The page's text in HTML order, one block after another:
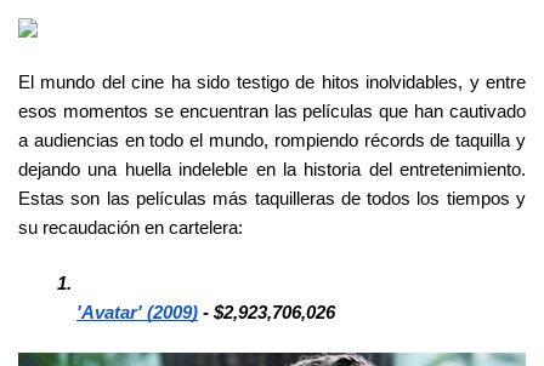
El mundo del cine ha sido testigo de hitos inolvidables, y entre
esos momentos se encuentran las películas que han cautivado
a audiencias en todo el mundo, rompiendo récords de taquilla y
dejando una huella indeleble en la historia del entretenimiento.
Estas son las películas más taquilleras de todos los tiempos y
su recaudación en cartelera:
'Avatar' (2009) - $2,923,706,026